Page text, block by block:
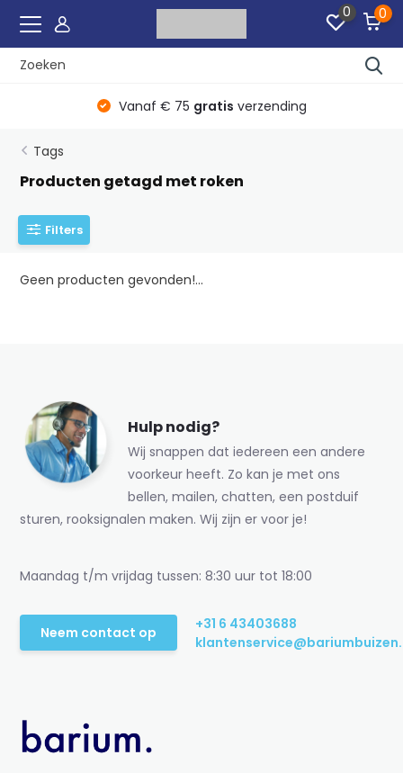
0 0
Vanaf € 75 gratis verzending
Tags
Producten getagd met roken
Filters
Geen producten gevonden!...
Hulp nodig?
Wij snappen dat iedereen een andere
voorkeur heeft. Zo kan je met ons
bellen, mailen, chatten, een postduif
sturen, rooksignalen maken. Wij zijn er voor je!
Maandag t/m vrijdag tussen: 8:30 uur tot 18:00
Neem contact op
+31 6 43403688